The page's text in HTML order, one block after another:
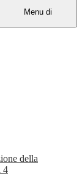
Menu di
della
4